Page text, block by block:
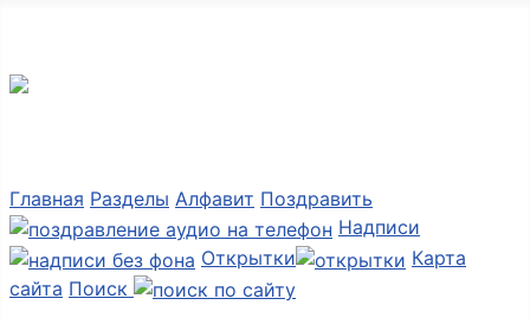
Главная Разделы Алфавит Поздравить
Надписи
Открытки
Карта
сайта Поиск